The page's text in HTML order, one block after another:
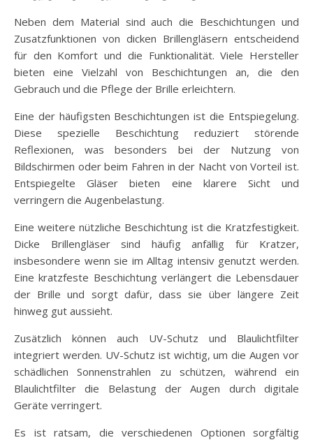
Neben dem Material sind auch die Beschichtungen und
Zusatzfunktionen von dicken Brillengläsern entscheidend
für den Komfort und die Funktionalität. Viele Hersteller
bieten eine Vielzahl von Beschichtungen an, die den
Gebrauch und die Pflege der Brille erleichtern.
Eine der häufigsten Beschichtungen ist die Entspiegelung.
Diese spezielle Beschichtung reduziert störende
Reflexionen, was besonders bei der Nutzung von
Bildschirmen oder beim Fahren in der Nacht von Vorteil ist.
Entspiegelte Gläser bieten eine klarere Sicht und
verringern die Augenbelastung.
Eine weitere nützliche Beschichtung ist die Kratzfestigkeit.
Dicke Brillengläser sind häufig anfällig für Kratzer,
insbesondere wenn sie im Alltag intensiv genutzt werden.
Eine kratzfeste Beschichtung verlängert die Lebensdauer
der Brille und sorgt dafür, dass sie über längere Zeit
hinweg gut aussieht.
Zusätzlich können auch UV-Schutz und Blaulichtfilter
integriert werden. UV-Schutz ist wichtig, um die Augen vor
schädlichen Sonnenstrahlen zu schützen, während ein
Blaulichtfilter die Belastung der Augen durch digitale
Geräte verringert.
Es ist ratsam, die verschiedenen Optionen sorgfältig